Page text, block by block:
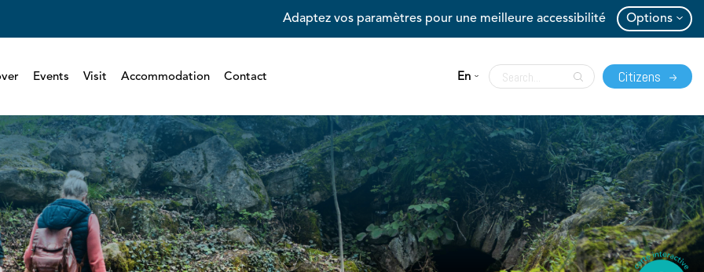
Adaptez vos paramètres pour une meilleure accessibilité Options
Events Visit Accommodation Contact En Citizens